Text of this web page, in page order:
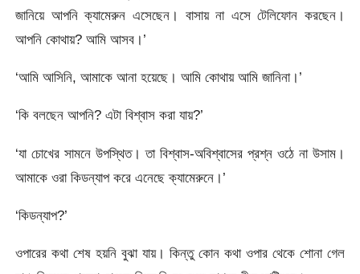
জানিয়ে আপনি ক্যামেরুন এসেছেন। বাসায় না এসে টেলিফোন করছেন।
আপনি কোথায়? আমি আসব।’
‘আমি আসিনি, আমাকে আনা হয়েছে। আমি কোথায় আমি জানিনা।’
‘কি বলছেন আপনি? এটা বিশ্বাস করা যায়?’
‘যা চোখের সামনে উপস্থিত। তা বিশ্বাস-অবিশ্বাসের প্রশ্ন ওঠে না উসাম।
আমাকে ওরা কিডন্যাপ করে এনেছে ক্যামেরুনে।’
‘কিডন্যাপ?’
ওপারের কথা শেষ হয়নি বুঝা যায়। কিন্তু কোন কথা ওপার থেকে শোনা গেল